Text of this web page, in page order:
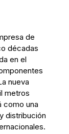
de
décadas
en el
nueva
metros
como una
distribución